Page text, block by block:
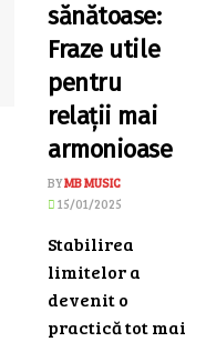
sănătoase:
Fraze utile
pentru
relații mai
armonioase
BYMB MUSIC
15/01/2025
Stabilirea
limitelor a
devenit o
practică tot mai